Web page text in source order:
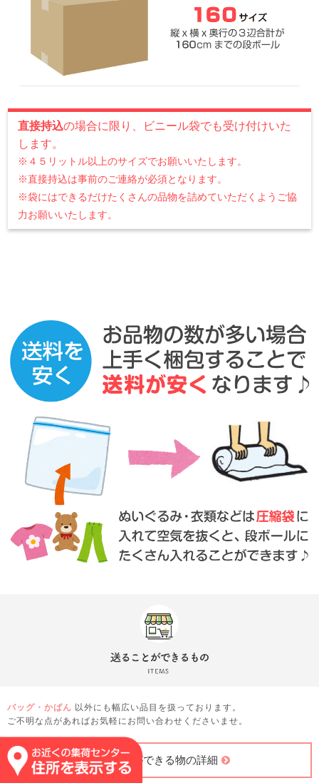
直接持込の場合に限り、ビニール袋でも受け付けいた
します。
※４５リットル以上のサイズでお願いいたします。
※直接持込は事前のご連絡が必須となります。
※袋にはできるだけたくさんの品物を詰めていただくようご協
力お願いいたします。
バッグ・かばん 以外にも幅広い品目を扱っております。
ご不明な点があればお気軽にお問い合わせくださいませ。
送ることができる物の詳細